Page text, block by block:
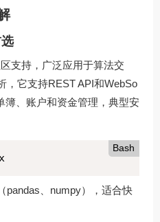
支持，广泛应用于算法交
，它支持REST API和WebSo
簿、账户和资金管理，典型安
Bash
pandas、numpy），适合快